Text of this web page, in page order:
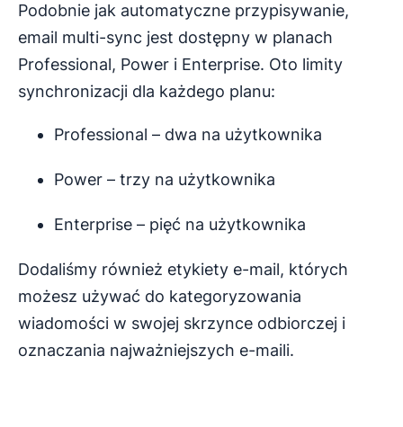
Podobnie jak automatyczne przypisywanie,
email multi-sync jest dostępny w planach
Professional, Power i Enterprise. Oto limity
synchronizacji dla każdego planu:
Professional – dwa na użytkownika
Power – trzy na użytkownika
Enterprise – pięć na użytkownika
Dodaliśmy również etykiety e-mail, których
możesz używać do kategoryzowania
wiadomości w swojej skrzynce odbiorczej i
oznaczania najważniejszych e-maili.